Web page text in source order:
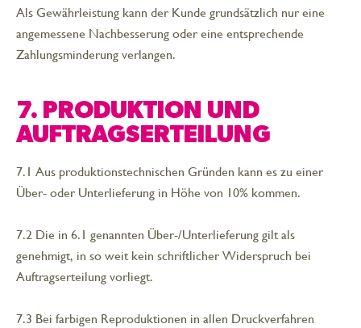
Als Gewährleistung kann der Kunde grundsätzlich nur eine
angemessene Nachbesserung oder eine entsprechende
Zahlungsminderung verlangen.
7. PRODUKTION UND
AUFTRAGSERTEILUNG
7.1 Aus produktionstechnischen Gründen kann es zu einer
Über- oder Unterlieferung in Höhe von 10% kommen.
7.2 Die in 6.1 genannten Über-/Unterlieferung gilt als
genehmigt, in so weit kein schriftlicher Widerspruch bei
Auftragserteilung vorliegt.
7.3 Bei farbigen Reproduktionen in allen Druckverfahren